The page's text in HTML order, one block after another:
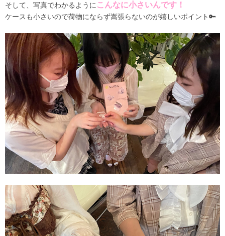
そして、写真でわかるように こんなに小さいんです！
ケースも小さいので荷物にならず嵩張らないのが嬉しいポイント🔑